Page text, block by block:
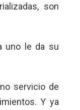
son
uno le da su
servicio de
Y ya